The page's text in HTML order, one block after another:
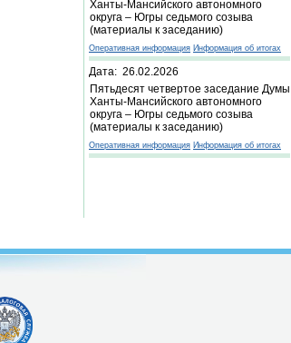
Ханты-Мансийского автономного
округа – Югры седьмого созыва
(материалы к заседанию)
Оперативная информация Информация об итогах
Дата: 26.02.2026
Пятьдесят четвертое заседание Думы
Ханты-Мансийского автономного
округа – Югры седьмого созыва
(материалы к заседанию)
Оперативная информация Информация об итогах